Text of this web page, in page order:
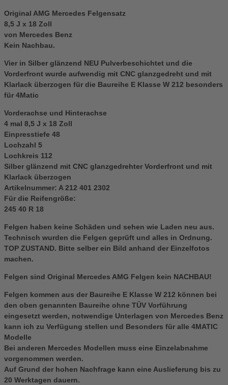
Original AMG Mercedes Felgensatz
8,5 J x 18 Zoll
von Mercedes Benz
Kein Nachbau.
Vier in Silber glänzend NEU Pulverbeschichtet und die
Vorderfront wurde aufwendig mit CNC glanzgedreht und mit
Klarlack überzogen für die Baureihe E Klasse W 212 besonders
für 4Matic
Vorderachse und Hinterachse
4 mal 8,5 J x 18 Zoll
Einpresstiefe 48
Lochzahl 5
Lochkreis 112
Silber glänzend mit CNC glanzgedrehter Vorderfront und mit
Klarlack überzogen
Artikelnummer: A 212 401 2302
Für die Reifengröße:
245 40 R 18
Felgen haben keine Schäden und sehen wie Laden neu aus.
Technisch wurden die Felgen geprüft und alles in Ordnung.
TOP ZUSTAND. Bitte selber ein Bild anhand der Einzelfotos
machen.
Felgen sind Original Mercedes AMG Felgen kein NACHBAU!
Felgen kommen aus der Baureihe E Klasse W 212 können bei
den oben genannten Baureihe ohne TÜV Vorführung
eingesetzt werden, notwendige Unterlagen von Mercedes Benz
kann ich zu Verfügung stellen und Besonders für alle 4MATIC
Modelle
Bei anderen Mercedes Modellen muss eine Einzelabnahme
vorgenommen werden.
Auf Grund der hohen Nachfrage kann eine Auslieferung bis zu
20 Werktagen dauern.